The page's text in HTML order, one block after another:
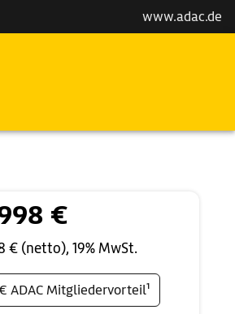
www.adac.de
€
€ (netto), 19% MwSt.
ADAC Mitgliedervorteil¹